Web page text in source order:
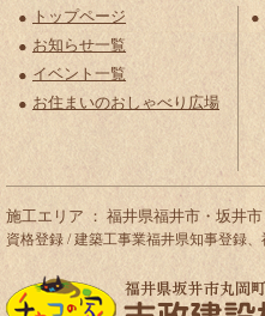
トップページ
お知らせ一覧
イベント一覧
お住まいのおしゃべり広場
施工エリア ： 福井県福井市・坂井
資格登録 / 建築工事業福井県知事登録